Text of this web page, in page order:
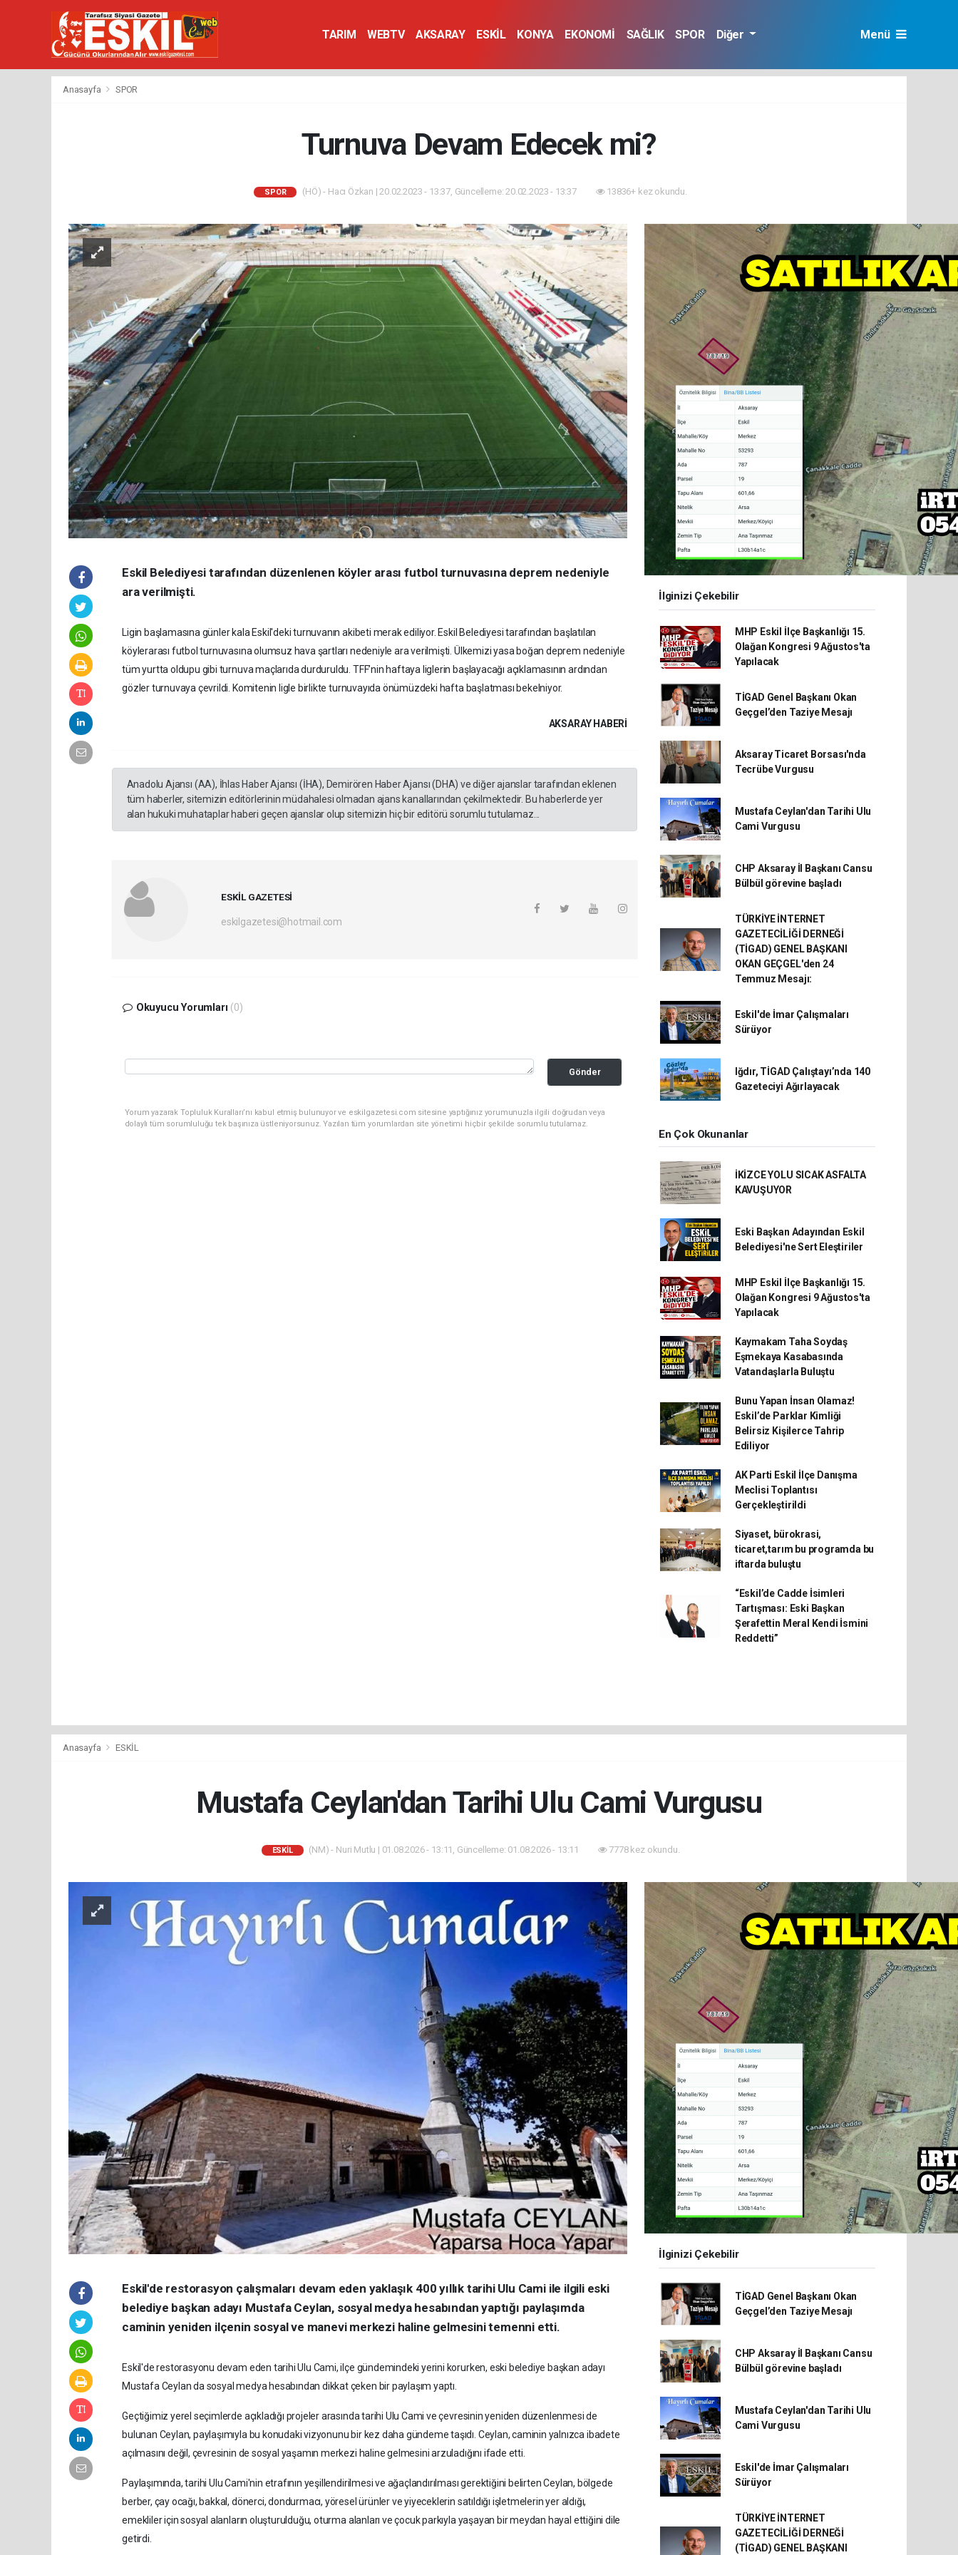
TARIM WEBTV AKSARAY ESKİL KONYA EKONOMİ SAĞLIK SPOR Diğer Menü
Anasayfa SPOR
Turnuva Devam Edecek mi?
SPOR (HÖ) - Hacı Özkan | 20.02.2023 - 13:37, Güncelleme: 20.02.2023 - 13:37 13836+ kez okundu.
Eskil Belediyesi tarafından düzenlenen köyler arası futbol turnuvasına deprem nedeniyle
ara verilmişti.
Ligin başlamasına günler kala Eskil'deki turnuvanın akibeti merak ediliyor. Eskil Belediyesi tarafından başlatılan
köylerarası futbol turnuvasına olumsuz hava şartları nedeniyle ara verilmişti. Ülkemizi yasa boğan deprem nedeniyle
tüm yurtta oldupu gibi turnuva maçlarıda durduruldu. TFF’nin haftaya liglerin başlayacağı açıklamasının ardından
gözler turnuvaya çevrildi. Komitenin ligle birlikte turnuvayıda önümüzdeki hafta başlatması bekelniyor.
AKSARAY HABERİ
Anadolu Ajansı (AA), İhlas Haber Ajansı (İHA), Demirören Haber Ajansı (DHA) ve diğer ajanslar tarafından eklenen
tüm haberler, sitemizin editörlerinin müdahalesi olmadan ajans kanallarından çekilmektedir. Bu haberlerde yer
alan hukuki muhataplar haberi geçen ajanslar olup sitemizin hiç bir editörü sorumlu tutulamaz...
ESKİL GAZETESİ
eskilgazetesi@hotmail.com
Okuyucu Yorumları (0)
Gönder
Yorum yazarak Topluluk Kuralları’nı kabul etmiş bulunuyor ve eskilgazetesi.com sitesine yaptığınız yorumunuzla ilgili doğrudan veya
dolaylı tüm sorumluluğu tek başınıza üstleniyorsunuz. Yazılan tüm yorumlardan site yönetimi hiçbir şekilde sorumlu tutulamaz.
İlginizi Çekebilir
MHP Eskil İlçe Başkanlığı 15.
Olağan Kongresi 9 Ağustos'ta
Yapılacak
TİGAD Genel Başkanı Okan
Geçgel’den Taziye Mesajı
Aksaray Ticaret Borsası'nda
Tecrübe Vurgusu
Mustafa Ceylan'dan Tarihi Ulu
Cami Vurgusu
CHP Aksaray İl Başkanı Cansu
Bülbül görevine başladı
TÜRKİYE İNTERNET
GAZETECİLİĞİ DERNEĞİ
(TİGAD) GENEL BAŞKANI
OKAN GEÇGEL'den 24
Temmuz Mesajı:
Eskil'de İmar Çalışmaları
Sürüyor
Iğdır, TİGAD Çalıştayı’nda 140
Gazeteciyi Ağırlayacak
En Çok Okunanlar
İKİZCE YOLU SICAK ASFALTA
KAVUŞUYOR
Eski Başkan Adayından Eskil
Belediyesi'ne Sert Eleştiriler
MHP Eskil İlçe Başkanlığı 15.
Olağan Kongresi 9 Ağustos'ta
Yapılacak
Kaymakam Taha Soydaş
Eşmekaya Kasabasında
Vatandaşlarla Buluştu
Bunu Yapan İnsan Olamaz!
Eskil’de Parklar Kimliği
Belirsiz Kişilerce Tahrip
Ediliyor
AK Parti Eskil İlçe Danışma
Meclisi Toplantısı
Gerçekleştirildi
Siyaset, bürokrasi,
ticaret,tarım bu programda bu
iftarda buluştu
“Eskil’de Cadde İsimleri
Tartışması: Eski Başkan
Şerafettin Meral Kendi İsmini
Reddetti”
Anasayfa ESKİL
Mustafa Ceylan'dan Tarihi Ulu Cami Vurgusu
ESKİL (NM) - Nuri Mutlu | 01.08.2026 - 13:11, Güncelleme: 01.08.2026 - 13:11 7778 kez okundu.
Eskil'de restorasyon çalışmaları devam eden yaklaşık 400 yıllık tarihi Ulu Cami ile ilgili eski
belediye başkan adayı Mustafa Ceylan, sosyal medya hesabından yaptığı paylaşımda
caminin yeniden ilçenin sosyal ve manevi merkezi haline gelmesini temenni etti.
Eskil'de restorasyonu devam eden tarihi Ulu Cami, ilçe gündemindeki yerini korurken, eski belediye başkan adayı
Mustafa Ceylan da sosyal medya hesabından dikkat çeken bir paylaşım yaptı.
Geçtiğimiz yerel seçimlerde açıkladığı projeler arasında tarihi Ulu Cami ve çevresinin yeniden düzenlenmesi de
bulunan Ceylan, paylaşımıyla bu konudaki vizyonunu bir kez daha gündeme taşıdı. Ceylan, caminin yalnızca ibadete
açılmasını değil, çevresinin de sosyal yaşamın merkezi haline gelmesini arzuladığını ifade etti.
Paylaşımında, tarihi Ulu Cami'nin etrafının yeşillendirilmesi ve ağaçlandırılması gerektiğini belirten Ceylan, bölgede
berber, çay ocağı, bakkal, dönerci, dondurmacı, yöresel ürünler ve yiyeceklerin satıldığı işletmelerin yer aldığı,
emekliler için sosyal alanların oluşturulduğu, oturma alanları ve çocuk parkıyla yaşayan bir meydan hayal ettiğini dile
getirdi.
İlginizi Çekebilir
TİGAD Genel Başkanı Okan
Geçgel’den Taziye Mesajı
CHP Aksaray İl Başkanı Cansu
Bülbül görevine başladı
Mustafa Ceylan'dan Tarihi Ulu
Cami Vurgusu
Eskil'de İmar Çalışmaları
Sürüyor
TÜRKİYE İNTERNET
GAZETECİLİĞİ DERNEĞİ
(TİGAD) GENEL BAŞKANI